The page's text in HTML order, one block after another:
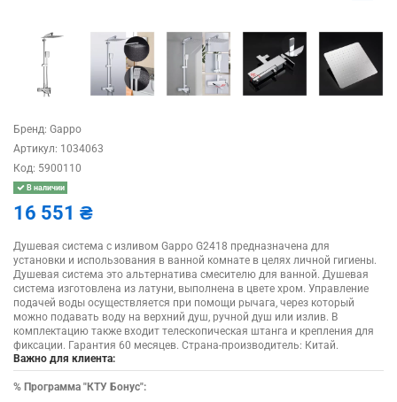
Бренд: Gappo
Артикул: 1034063
Код: 5900110
В наличии
16 551 ₴
Душевая система с изливом Gappo G2418 предназначена для
установки и использования в ванной комнате в целях личной гигиены.
Душевая система это альтернатива смесителю для ванной. Душевая
система изготовлена из латуни, выполнена в цвете хром. Управление
подачей воды осуществляется при помощи рычага, через который
можно подавать воду на верхний душ, ручной душ или излив. В
комплектацию также входит телескопическая штанга и крепления для
фиксации. Гарантия 60 месяцев. Страна-производитель: Китай.
Важно для клиента:
% Программа "КТУ Бонус":